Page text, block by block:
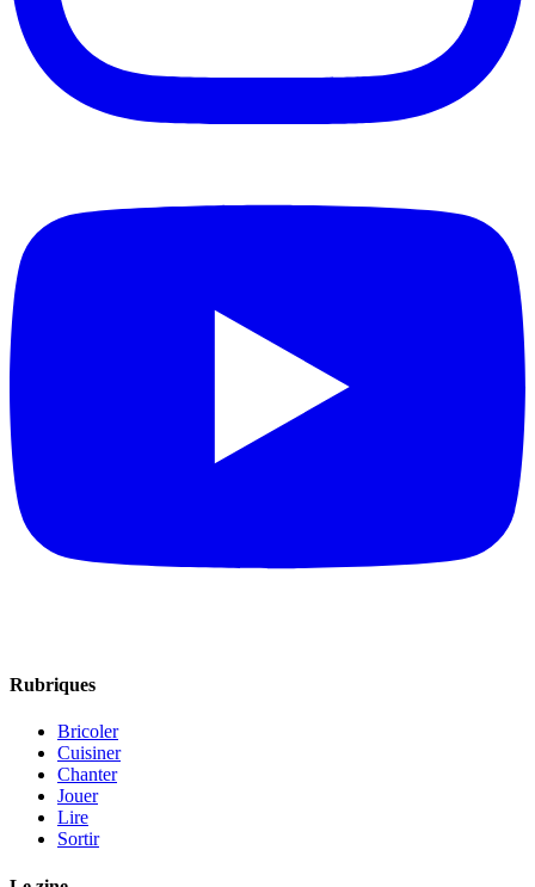
Rubriques
Bricoler
Cuisiner
Chanter
Jouer
Lire
Sortir